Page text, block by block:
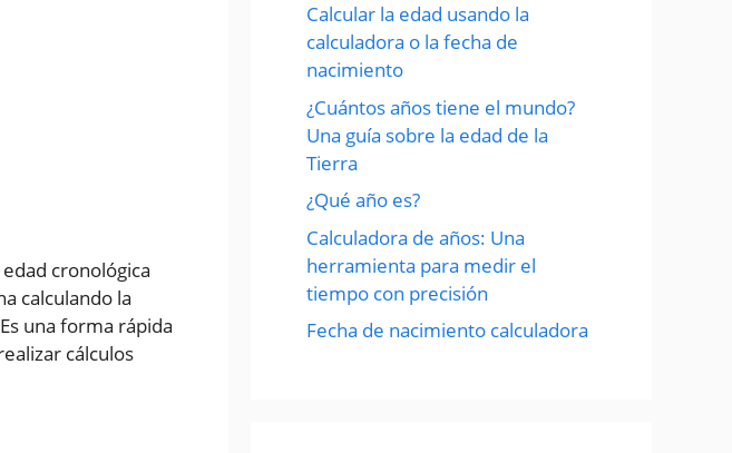
cronológica
calculando la
una forma rápida
cálculos
Calcular la edad usando la
calculadora o la fecha de
nacimiento
¿Cuántos años tiene el mundo?
Una guía sobre la edad de la
Tierra
¿Qué año es?
Calculadora de años: Una
herramienta para medir el
tiempo con precisión
Fecha de nacimiento calculadora